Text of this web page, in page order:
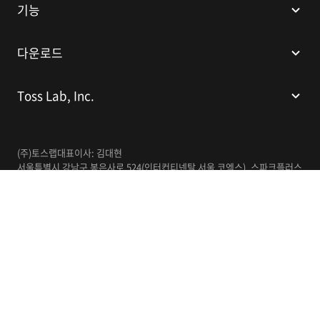
기능
다운로드
Toss Lab, Inc.
(주)토스랩대표이사: 김대현
서울특별시 강남구 봉은사로 524(인터컨티넨탈 서울 코엑스), 스파크플러스